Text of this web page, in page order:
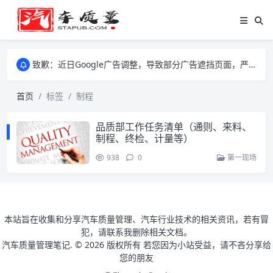
致歉：近日Google广告调整，导致部分广告遮挡页面，严重影响大家访问体验，将尽快调整完成，由此带来的不便，特意致歉！
致歉：近日Google广告调整，导致部分广告遮挡页面，严重影响大家访问体验，将尽快调整完成，由此带来的不便，特意致歉！
首页 标签 制程
品质部工作任务清单（通则、来料、
制程、终检、计量等）
938 0 第一现场
本站旨在收集和分享汽车质量管理、汽车行业技术的相关资讯，若有冒
犯，请联系我删除相关文档。
汽车质量管理笔记. © 2026 版权所有 若您因为小站受益，请不吝分享给
您的朋友